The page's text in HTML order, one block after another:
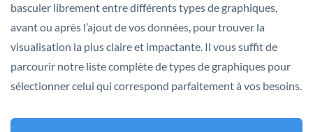
basculer librement entre différents types de graphiques,
avant ou après l’ajout de vos données, pour trouver la
visualisation la plus claire et impactante. Il vous suffit de
parcourir notre liste complète de types de graphiques pour
sélectionner celui qui correspond parfaitement à vos besoins.